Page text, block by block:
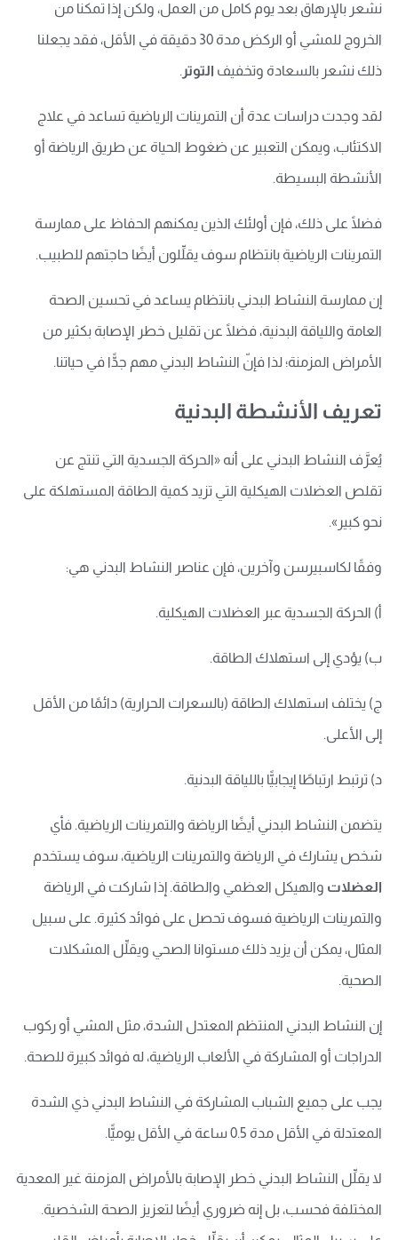
نشعر بالإرهاق بعد يوم كامل من العمل، ولكن إذا تمكنا من
الخروج للمشي أو الركض مدة 30 دقيقة في الأقل، فقد يجعلنا
ذلك نشعر بالسعادة وتخفيف التوتر .
لقد وجدت دراسات عدة أن التمرينات الرياضية تساعد في علاج
الاكتئاب، ويمكن التعبير عن ضغوط الحياة عن طريق الرياضة أو
الأنشطة البسيطة.
فضلًا على ذلك، فإن أولئك الذين يمكنهم الحفاظ على ممارسة
التمرينات الرياضية بانتظام سوف يقلِّلون أيضًا حاجتهم للطبيب.
إن ممارسة النشاط البدني بانتظام يساعد في تحسين الصحة
العامة واللياقة البدنية، فضلًا عن تقليل خطر الإصابة بكثير من
الأمراض المزمنة؛ لذا فإنّ النشاط البدني مهم جدًّا في حياتنا.
تعريف الأنشطة البدنية
يُعرَّف النشاط البدني على أنه «الحركة الجسدية التي تنتج عن
تقلص العضلات الهيكلية التي تزيد كمية الطاقة المستهلكة على
نحو كبير».
وفقًا لكاسبيرسن وآخرين، فإن عناصر النشاط البدني هي:
أ) الحركة الجسدية عبر العضلات الهيكلية.
ب) يؤدي إلى استهلاك الطاقة.
ج) يختلف استهلاك الطاقة (بالسعرات الحرارية) دائمًا من الأقل
إلى الأعلى.
د) ترتبط ارتباطًا إيجابيًّا باللياقة البدنية.
يتضمن النشاط البدني أيضًا الرياضة والتمرينات الرياضية. فأي
شخص يشارك في الرياضة والتمرينات الرياضية، سوف يستخدم
العضلات والهيكل العظمي والطاقة. إذا شاركت في الرياضة
والتمرينات الرياضية فسوف تحصل على فوائد كثيرة. على سبيل
المثال، يمكن أن يزيد ذلك مستوانا الصحي ويقلِّل المشكلات
الصحية.
إن النشاط البدني المنتظم المعتدل الشدة، مثل المشي أو ركوب
الدراجات أو المشاركة في الألعاب الرياضية، له فوائد كبيرة للصحة.
يجب على جميع الشباب المشاركة في النشاط البدني ذي الشدة
المعتدلة في الأقل مدة 0.5 ساعة في الأقل يوميًّا.
لا يقلِّل النشاط البدني خطر الإصابة بالأمراض المزمنة غير المعدية
المختلفة فحسب، بل إنه ضروري أيضًا لتعزيز الصحة الشخصية.